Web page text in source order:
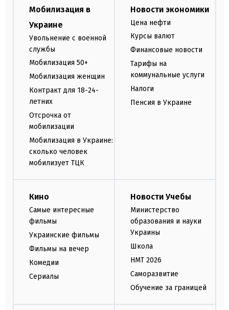
Мобилизация в
Украине
Увольнение с военной
службы
Мобилизация 50+
Мобилизация женщин
Контракт для 18-24-
летних
Отсрочка от
мобилизации
Мобилизация в Украине:
сколько человек
мобилизует ТЦК
Новости экономики
Цена нефти
Курсы валют
Финансовые новости
Тарифы на
коммунальные услуги
Налоги
Пенсия в Украине
Кино
Самые интересные
фильмы
Украинские фильмы
Фильмы на вечер
Комедии
Сериалы
Новости Учебы
Министерство
образования и науки
Украины
Школа
НМТ 2026
Саморазвитие
Обучение за границей